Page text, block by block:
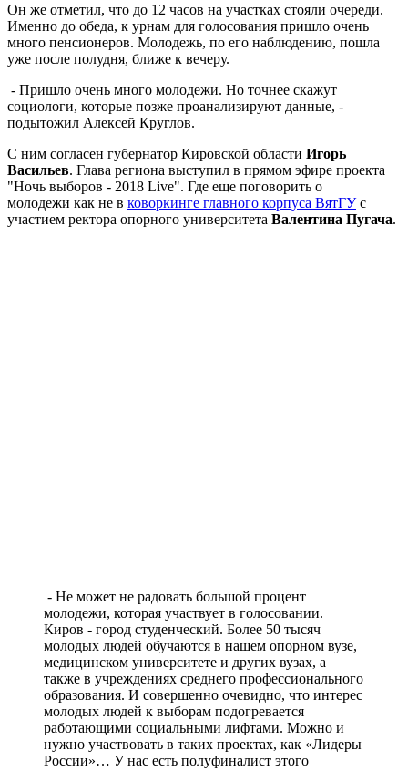
Он же отметил, что до 12 часов на участках стояли очереди.
Именно до обеда, к урнам для голосования пришло очень
много пенсионеров. Молодежь, по его наблюдению, пошла
уже после полудня, ближе к вечеру.
- Пришло очень много молодежи. Но точнее скажут
социологи, которые позже проанализируют данные, -
подытожил Алексей Круглов.
С ним согласен губернатор Кировской области Игорь
Васильев. Глава региона выступил в прямом эфире проекта
"Ночь выборов - 2018 Live". Где еще поговорить о
молодежи как не в коворкинге главного корпуса ВятГУс
участием ректора опорного университета Валентина Пугача.
- Не может не радовать большой процент
молодежи, которая участвует в голосовании.
Киров - город студенческий. Более 50 тысяч
молодых людей обучаются в нашем опорном вузе,
медицинском университете и других вузах, а
также в учреждениях среднего профессионального
образования. И совершенно очевидно, что интерес
молодых людей к выборам подогревается
работающими социальными лифтами. Можно и
нужно участвовать в таких проектах, как «Лидеры
России»… У нас есть полуфиналист этого